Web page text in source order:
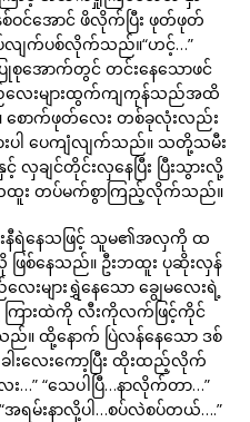
ဝင်အောင် ဖိလိုက်ပြီး ဖုတ်ဖုတ်
လျက်ပစ်လိုက်သည်။“ဟင့်…”
ပြုစုအောက်တွင် တင်းနေသောဖင်
ည်လေးများထွက်ကျကုန်သည်အထိ
ောက်ဖုတ်လေး တစ်ခုလုံးလည်း
းပါ ပေကျံလျက်သည်။ သတို့သမီး
လှချင်တိုင်းလှနေပြီး ပြီးသွားလို့
းဘထူး တပ်မက်စွာကြည့်လိုက်သည်။
ားနီရဲနေသဖြင့် သူမ၏အလှကို ထ
ြစ်နေသည်။ ဦးဘထူး ပုဆိုးလှန်
များရွှဲနေသော ချွေမလေးရဲ့
ကြားထဲကို လီးကိုလက်ဖြင့်ကိုင်
နောက် ပြဲလန်နေသော ဒစ်
းလေးကော့ပြီး ထိုးထည့်လိုက်
း…” “သေပါပြီ…နာလိုက်တာ…”
အရမ်းနာလို့ပါ…စပ်လဲစပ်တယ်….”